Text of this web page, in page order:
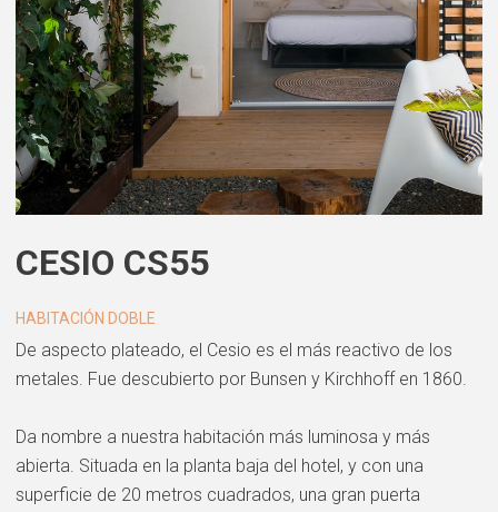
CESIO CS55
HABITACIÓN DOBLE
De aspecto plateado, el Cesio es el más reactivo de los
metales. Fue descubierto por Bunsen y Kirchhoff en 1860.
Da nombre a nuestra habitación más luminosa y más
abierta. Situada en la planta baja del hotel, y con una
superficie de 20 metros cuadrados, una gran puerta